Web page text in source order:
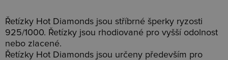
Řetízky Hot Diamonds jsou stříbrné šperky ryzosti
925/1000. Řetízky jsou rhodiované pro vyšší odolnost
nebo zlacené.
Řetízky Hot Diamonds jsou určeny především pro